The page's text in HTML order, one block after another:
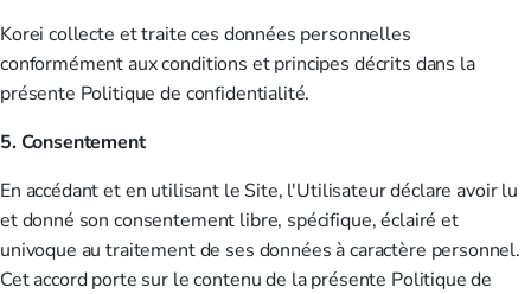
Korei collecte et traite ces données personnelles
conformément aux conditions et principes décrits dans la
présente Politique de confidentialité.
5. Consentement
En accédant et en utilisant le Site, l'Utilisateur déclare avoir lu
et donné son consentement libre, spécifique, éclairé et
univoque au traitement de ses données à caractère personnel.
Cet accord porte sur le contenu de la présente Politique de